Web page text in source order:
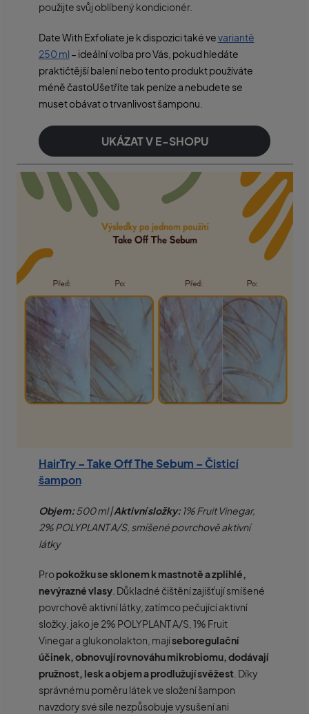
použijte svůj oblíbený kondicionér.
Date With Exfoliate je k dispozici také vevariantě
250 ml – ideální volba pro Vás, pokud hledáte
praktičtější balení nebo tento produkt používáte
méně častoUšetříte tak peníze a nebudete se
muset obávat o trvanlivost šamponu.
UKÁZAT V E-SHOPU
HairTry – Take Off The Sebum – Čisticí
šampon
Objem:500 ml |Aktivní složky:1% Fruit Vinegar,
2% POLYPLANT A/S, smíšené povrchově aktivní
látky
Propokožku se sklonem k mastnotě a zplihlé,
nevýrazné vlasy. Důkladné čištění zajišťují smíšené
povrchově aktivní látky, zatímco pečující aktivní
složky, jako je 2% POLYPLANT A/S, 1% Fruit
Vinegar a glukonolakton, majíseboregulační
účinek, obnovují rovnováhu mikrobiomu, dodávají
pružnost, lesk a objem a prodlužují svěžest . Díky
správnému poměru látek ve složení šampon
navzdory své síle nezpůsobuje vysušení ani